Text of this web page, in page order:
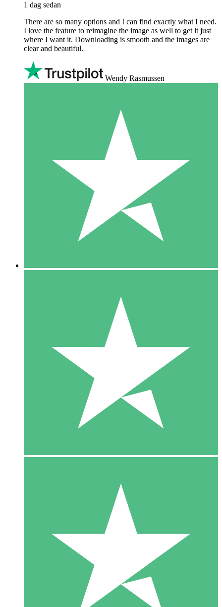
1 dag sedan
There are so many options and I can find exactly what I need.
I love the feature to reimagine the image as well to get it just
where I want it. Downloading is smooth and the images are
clear and beautiful.
Wendy Rasmussen